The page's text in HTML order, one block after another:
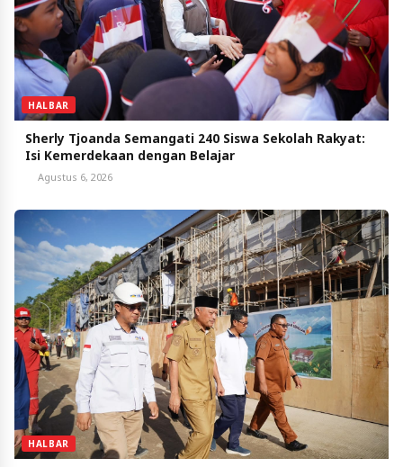
HALBAR
Sherly Tjoanda Semangati 240 Siswa Sekolah Rakyat:
Isi Kemerdekaan dengan Belajar
Agustus 6, 2026
HALBAR